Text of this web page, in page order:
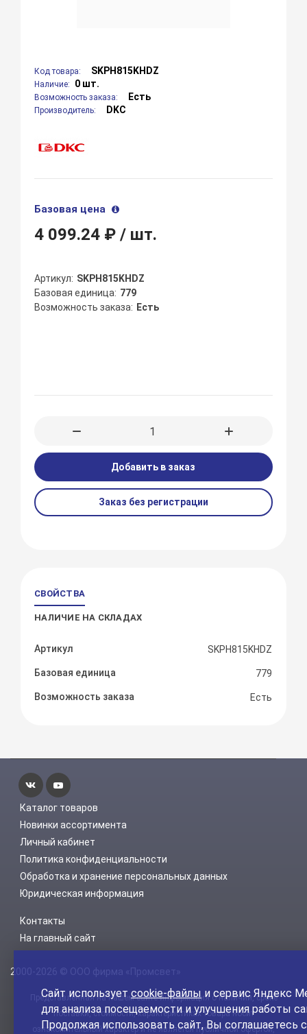
Код товара: SKPH815KHDZ
Наличие: 0 шт.
Возможность заказа: Есть
Производитель: DKC
Базовая цена
4 099.24 ₽/ шт.
Артикул
SKPH815KHDZ
Базовая единица 779
Возможность заказа
Есть
Добавить в заказ
Заказ без регистрации
СВОЙСТВА
НАЛИЧИЕ НА СКЛАДАХ
Артикул SKPH815KHDZ
Базовая единица 779
Возможность заказа Есть
Каталог товаров
Новинки ассортимента
Личный кабинет
Политика конфиденциальности
Обработка и хранение персональных данных
Юридическая информация
Контакты
На главный сайт
2000-2026 © ООО фирма «Промсвет»
Представленная на нашем сайте информация о наличии, сроке
поставки, стоимости, характеристиках товара носит
ознакомительный характер и не является публичной офертой,
Сайт используетcookie-файлы и сервис Яндекс
для анализа посещаемости и улучшения работы
Продолжая использовать сайт, Вы соглашаетесь